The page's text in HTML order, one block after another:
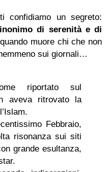
confidiamo un segreto:
di serenità e di
muore chi che non
sui giornali…
riportato sul
aveva ritrovato la
Febbraio,
risonanza sui siti
grande esultanza,